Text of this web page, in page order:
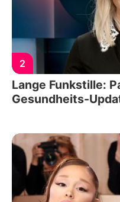
2
Lange Funkstille:
Gesundheits-